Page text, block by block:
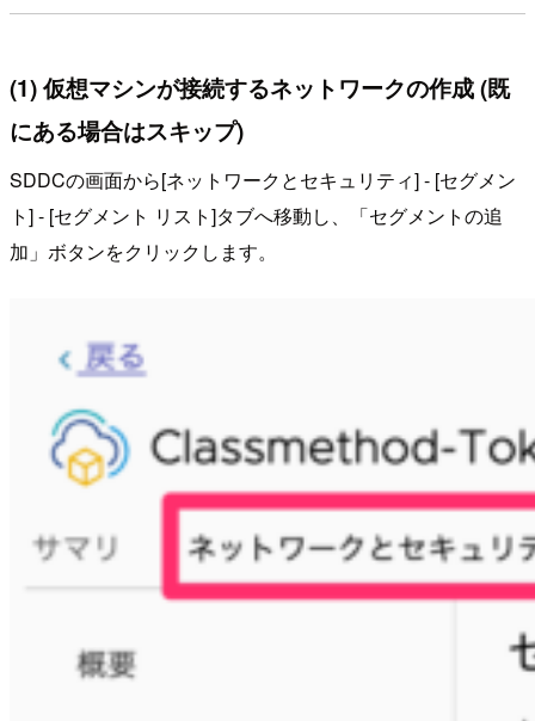
(1) 仮想マシンが接続するネットワークの作成 (既
にある場合はスキップ)
SDDCの画面から[ネットワークとセキュリティ] - [セグメン
ト] - [セグメント リスト]タブへ移動し、「セグメントの追
加」ボタンをクリックします。